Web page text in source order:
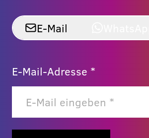
E-Mail
E-Mail-Adresse *